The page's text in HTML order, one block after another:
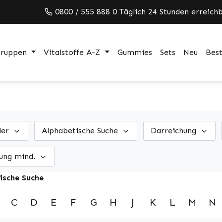
0800 / 555 888 0 Täglich 24 Stunden
Vitalstoffe A-Z Gummies Sets Neu
Alphabetische Suche Darreichung
mind.
Suche
C D E F G H J K L M N